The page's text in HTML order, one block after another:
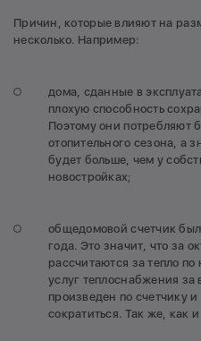
Причин, которые влияют на
несколько. Например:
дома, сданные в
плохую способность
Поэтому они потребляют
отопительного сезона, а
будет больше, чем у
новостройках;
общедомовой счетчик
года. Это значит, что за
рассчитаются за тепло
услуг теплоснабжения за
произведен по счетчику
сократиться. Так же, как